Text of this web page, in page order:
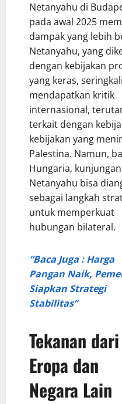
Netanyahu di
pada awal 2025
dampak yang lebih
Netanyahu, yang
dengan kebijakan
yang keras, seringkali
mendapatkan kritik
internasional,
terkait dengan
kebijakan yang
Palestina. Namun,
Hungaria, kunjungan
Netanyahu bisa
sebagai langkah
untuk memperkuat
hubungan bilateral.
“Baca Juga : Harga
Pangan Naik,
Siapkan Strategi
Stabilitas”
Tekanan
Eropa dan
Negara Lain